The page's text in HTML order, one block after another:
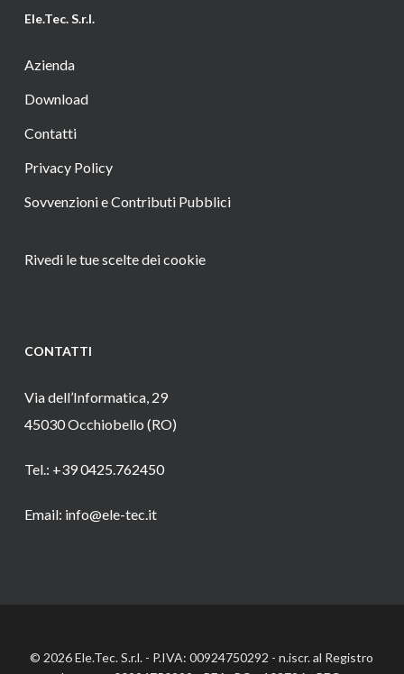
Ele.Tec. S.r.l.
Azienda
Download
Contatti
Privacy Policy
Sovvenzioni e Contributi Pubblici
Rivedi le tue scelte dei cookie
CONTATTI
Via dell’Informatica, 29
45030 Occhiobello (RO)
Tel.: +39 0425.762450
Email: info@ele-tec.it
© 2026 Ele.Tec. S.r.l. - P.IVA: 00924750292 - n.iscr. al Registro